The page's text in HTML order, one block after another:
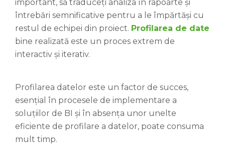
important, să traduceți analiza în rapoarte și
întrebări semnificative pentru a le împărtăși cu
restul de echipei din proiect. Profilarea de date
bine realizată este un proces extrem de
interactiv și iterativ.
Profilarea datelor este un factor de succes,
esențial în procesele de implementare a
soluțiilor de BI și în absența unor unelte
eficiente de profilare a datelor, poate consuma
mult timp.